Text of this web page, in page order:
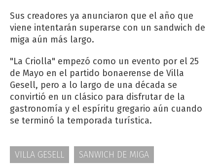
Sus creadores ya anunciaron que el año que
viene intentarán superarse con un sandwich de
miga aún más largo.
"La Criolla" empezó como un evento por el 25
de Mayo en el partido bonaerense de Villa
Gesell, pero a lo largo de una década se
convirtió en un clásico para disfrutar de la
gastronomía y el espíritu gregario aún cuando
se terminó la temporada turística.
VILLA GESELL
SANWICH DE MIGA